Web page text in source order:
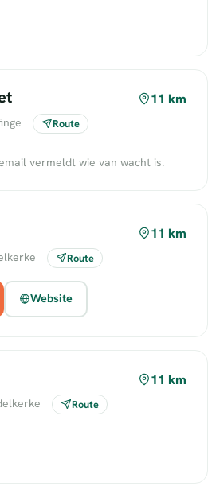
11 km
Route
vermeldt wie van wacht is.
11 km
Route
Website
11 km
Route